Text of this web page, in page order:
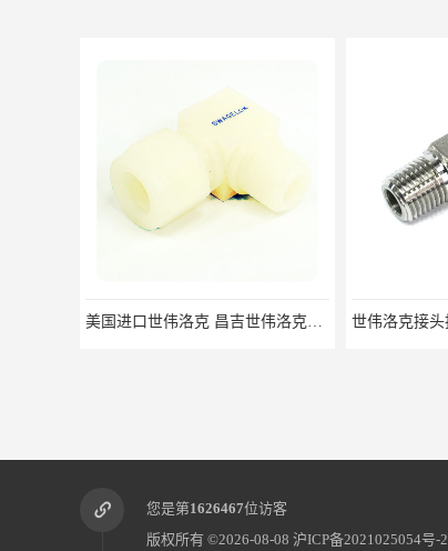
美国进口世伟洛克 昌吉世伟洛克接头 华东经销
您是第1626467位访客
版权所有 ©2026-08-08 沪ICP备2021025054号-2